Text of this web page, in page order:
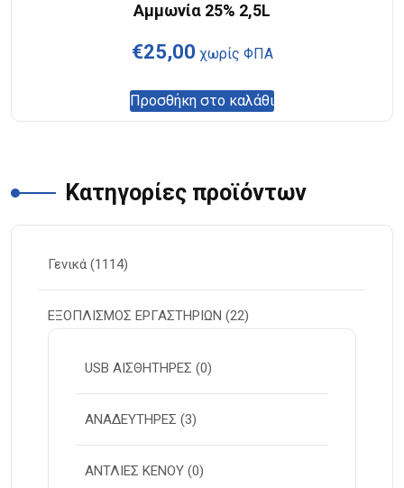
Αμμωνία 25% 2,5L
€25,00 χωρίς ΦΠΑ
Προσθήκη στο καλάθι
Κατηγορίες προϊόντων
Γενικά (1114)
ΕΞΟΠΛΙΣΜΟΣ ΕΡΓΑΣΤΗΡΙΩΝ (22)
USB ΑΙΣΘΗΤΗΡΕΣ (0)
ΑΝΑΔΕΥΤΗΡΕΣ (3)
ΑΝΤΛΙΕΣ ΚΕΝΟΥ (0)